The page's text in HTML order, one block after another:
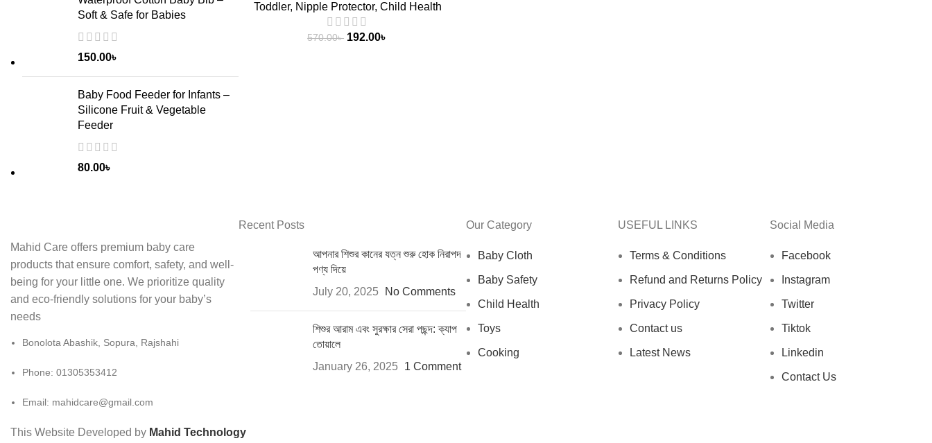
Soft & Safe for Babies
150.00৳
Baby Food Feeder for Infants –
Silicone Fruit & Vegetable
Feeder
80.00৳
Toddler, Nipple Protector, Child Health
570.00৳ 192.00৳
Mahid Care offers premium baby care
products that ensure comfort, safety, and well-
being for your little one. We prioritize quality
and eco-friendly solutions for your baby’s
needs
Bonolota Abashik, Sopura, Rajshahi
Phone: 01305353412
Email: mahidcare@gmail.com
Recent Posts
আপনার শিশুর কানের যত্ন শুরু হোক নিরাপদ
পণ্য দিয়ে
July 20, 2025
No Comments
শিশুর আরাম এবং সুরক্ষার সেরা পছন্দ: ক্যাপ
তোয়ালে
January 26, 2025
1 Comment
Our Category
Baby Cloth
Baby Safety
Child Health
Toys
Cooking
USEFUL LINKS
Terms & Conditions
Refund and Returns Policy
Privacy Policy
Contact us
Latest News
Social Media
Facebook
Instagram
Twitter
Tiktok
Linkedin
Contact Us
This Website Developed by Mahid Technology